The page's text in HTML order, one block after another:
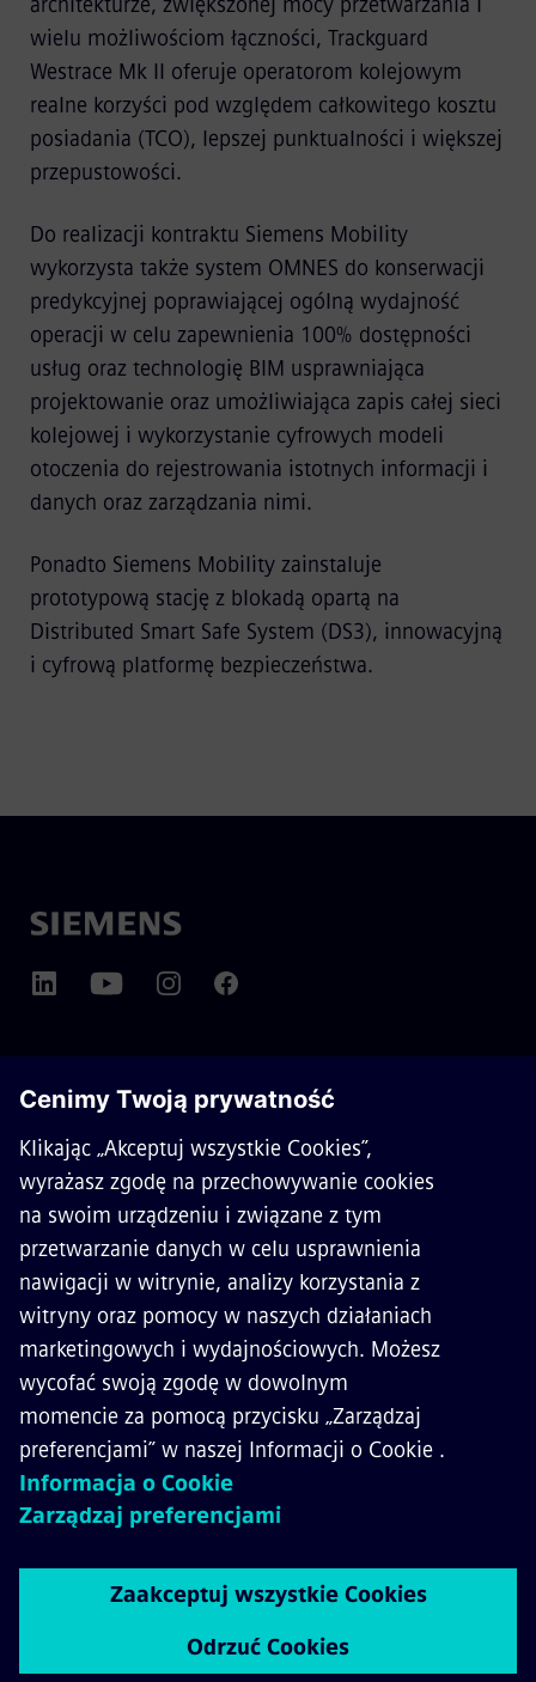
wielu możliwościom łączności, Trackguard
Westrace Mk II oferuje operatorom kolejowym
realne korzyści pod względem całkowitego kosztu
posiadania (TCO), lepszej punktualności i większej
przepustowości.
Do realizacji kontraktu Siemens Mobility
wykorzysta także system OMNES do konserwacji
predykcyjnej poprawiającej ogólną wydajność
operacji w celu zapewnienia 100% dostępności
usług oraz technologię BIM usprawniająca
projektowanie oraz umożliwiająca zapis całej sieci
kolejowej i wykorzystanie cyfrowych modeli
otoczenia do rejestrowania istotnych informacji i
danych oraz zarządzania nimi.
Ponadto Siemens Mobility zainstaluje
prototypową stację z blokadą opartą na
Distributed Smart Safe System (DS3), innowacyjną
i cyfrową platformę bezpieczeństwa.
O SIEMENS MOBILITY
KONTAKT
KARIERA
Siemens Mobility 2026
Polityka prywatności
Polityka cookies